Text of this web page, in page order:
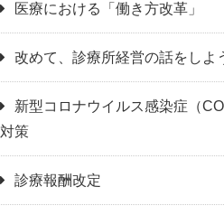
医療における「働き方改革」
改めて、診療所経営の話をしよ
新型コロナウイルス感染症（
対策
診療報酬改定